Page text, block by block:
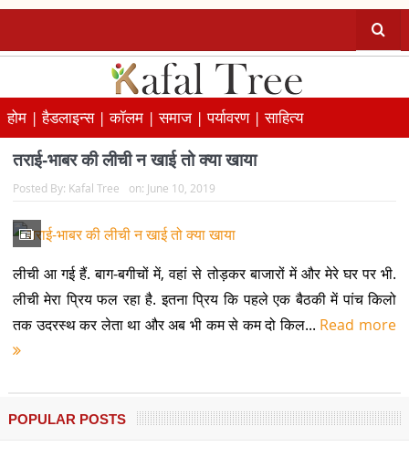
होम |हैडलाइन्स |कॉलम |समाज |पर्यावरण |साहित्य
तराई-भाबर की लीची न खाई तो क्या खाया
Posted By: Kafal Tree on: June 10, 2019
लीची आ गई हैं. बाग-बगीचों में, वहां से तोड़कर बाजारों में और मेरे घर पर भी.
लीची मेरा प्रिय फल रहा है. इतना प्रिय कि पहले एक बैठकी में पांच किलो
तक उदरस्थ कर लेता था और अब भी कम से कम दो किल... Read more
POPULAR POSTS